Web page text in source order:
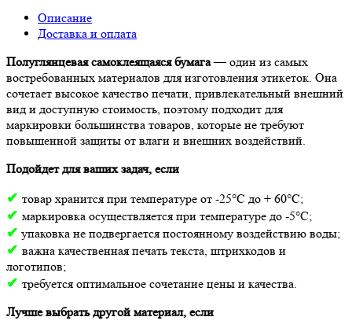
Описание
Доставка и оплата
Полуглянцевая самоклеящаяся бумага— один из самых
востребованных материалов для изготовления этикеток. Она
сочетает высокое качество печати, привлекательный внешний
вид и доступную стоимость, поэтому подходит для
маркировки большинства товаров, которые не требуют
повышенной защиты от влаги и внешних воздействий.
Подойдет для ваших задач, если
✔ товар хранится при температуре от -25°С до + 60°С;
✔ маркировка осуществляется при температуре до -5°С;
✔ упаковка не подвергается постоянному воздействию воды;
✔ важна качественная печать текста, штрихкодов и
логотипов;
✔ требуется оптимальное сочетание цены и качества.
Лучше выбрать другой материал, если